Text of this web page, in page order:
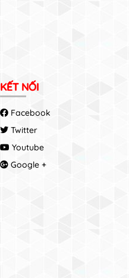
KẾT NỐI
Facebook
Twitter
Youtube
Google +